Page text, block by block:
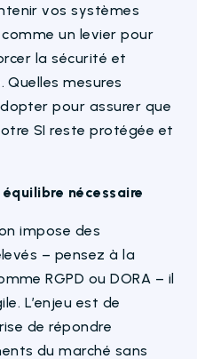
vos systèmes
un levier pour
la sécurité et
mesures
pour assurer que
SI reste protégée et
nécessaire
impose des
– pensez à la
RGPD ou DORA – il
L’enjeu est de
de répondre
du marché sans